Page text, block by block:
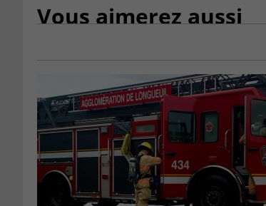
Vous aimerez aussi